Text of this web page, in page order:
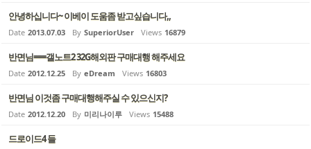
안녕하십니다~ 이베이 도움좀 받고싶습니다,,
Date 2013.07.03 By SuperiorUser Views 16879
반면님===갤노트2 32G해외판 구매대행 해주세요
Date 2012.12.25 By eDream Views 16803
반면님 이것좀 구매대행해주실 수 있으신지?
Date 2012.12.20 By 미리나이루 Views 15488
드로이드4 들